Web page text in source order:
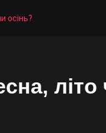
осінь?
літо